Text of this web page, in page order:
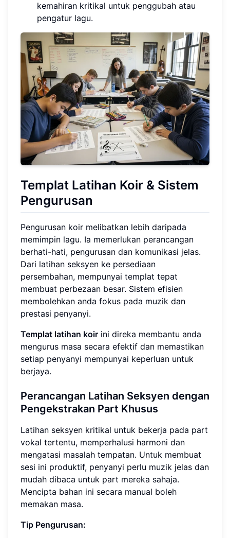
kemahiran kritikal untuk penggubah atau
pengatur lagu.
Templat Latihan Koir & Sistem
Pengurusan
Pengurusan koir melibatkan lebih daripada
memimpin lagu. Ia memerlukan perancangan
berhati-hati, pengurusan dan komunikasi jelas.
Dari latihan seksyen ke persediaan
persembahan, mempunyai templat tepat
membuat perbezaan besar. Sistem efisien
membolehkan anda fokus pada muzik dan
prestasi penyanyi.
Templat latihan koir ini direka membantu anda
mengurus masa secara efektif dan memastikan
setiap penyanyi mempunyai keperluan untuk
berjaya.
Perancangan Latihan Seksyen dengan
Pengekstrakan Part Khusus
Latihan seksyen kritikal untuk bekerja pada part
vokal tertentu, memperhalusi harmoni dan
mengatasi masalah tempatan. Untuk membuat
sesi ini produktif, penyanyi perlu muzik jelas dan
mudah dibaca untuk part mereka sahaja.
Mencipta bahan ini secara manual boleh
memakan masa.
Tip Pengurusan: